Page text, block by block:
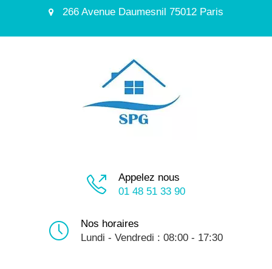
266 Avenue Daumesnil 75012 Paris
Appelez nous
01 48 51 33 90
Nos horaires
Lundi - Vendredi : 08:00 - 17:30